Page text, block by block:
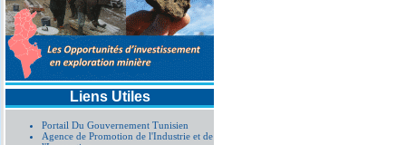
Liens Utiles
Portail Du Gouvernement Tunisien
Agence de Promotion de l'Industrie et de